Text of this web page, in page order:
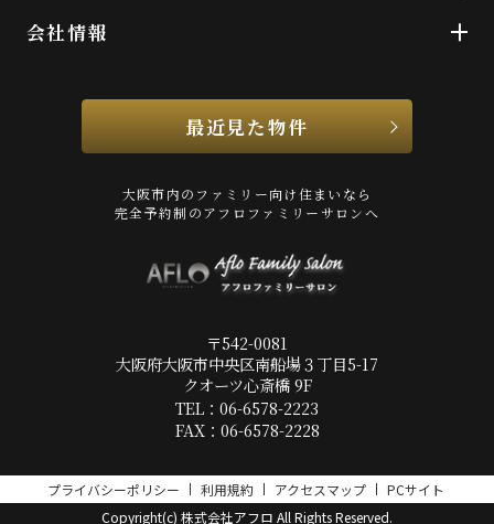
会社情報
最近見た物件
大阪市内のファミリー向け住まいなら
完全予約制のアフロファミリーサロンへ
〒542-0081
大阪府大阪市中央区南船場３丁目5-17
クオーツ心斎橋 9F
TEL：06-6578-2223
FAX：06-6578-2228
プライバシーポリシー 利用規約 アクセスマップ
PCサイト
Copyright(c) 株式会社アフロ All Rights Reserved.